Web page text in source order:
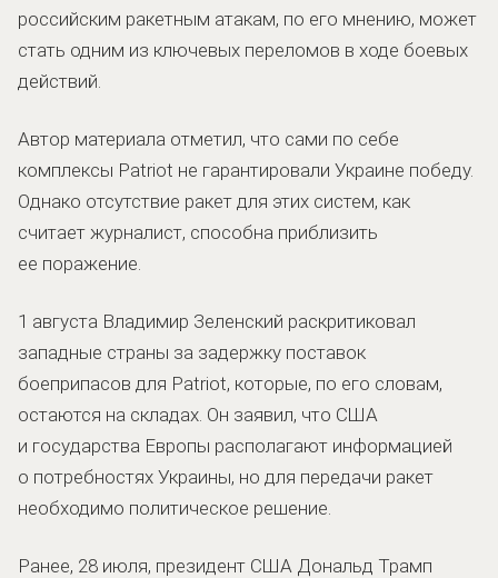
российским ракетным атакам, по его мнению, может
стать одним из ключевых переломов в ходе боевых
действий.
Автор материала отметил, что сами по себе
комплексы Patriot не гарантировали Украине победу.
Однако отсутствие ракет для этих систем, как
считает журналист, способна приблизить
ее поражение.
1 августа Владимир Зеленский раскритиковал
западные страны за задержку поставок
боеприпасов для Patriot, которые, по его словам,
остаются на складах. Он заявил, что США
и государства Европы располагают информацией
о потребностях Украины, но для передачи ракет
необходимо политическое решение.
Ранее, 28 июля, президент США Дональд Трамп